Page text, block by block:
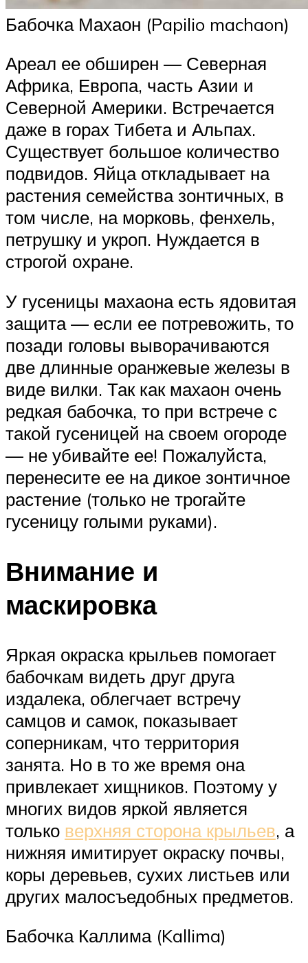
Бабочка Махаон (Papilio machaon)
Ареал ее обширен — Северная
Африка, Европа, часть Азии и
Северной Америки. Встречается
даже в горах Тибета и Альпах.
Существует большое количество
подвидов. Яйца откладывает на
растения семейства зонтичных, в
том числе, на морковь, фенхель,
петрушку и укроп. Нуждается в
строгой охране.
У гусеницы махаона есть ядовитая
защита — если ее потревожить, то
позади головы выворачиваются
две длинные оранжевые железы в
виде вилки. Так как махаон очень
редкая бабочка, то при встрече с
такой гусеницей на своем огороде
— не убивайте ее! Пожалуйста,
перенесите ее на дикое зонтичное
растение (только не трогайте
гусеницу голыми руками).
Внимание и
маскировка
Яркая окраска крыльев помогает
бабочкам видеть друг друга
издалека, облегчает встречу
самцов и самок, показывает
соперникам, что территория
занята. Но в то же время она
привлекает хищников. Поэтому у
многих видов яркой является
только верхняя сторона крыльев, а
нижняя имитирует окраску почвы,
коры деревьев, сухих листьев или
других малосъедобных предметов.
Бабочка Каллима (Kallima)